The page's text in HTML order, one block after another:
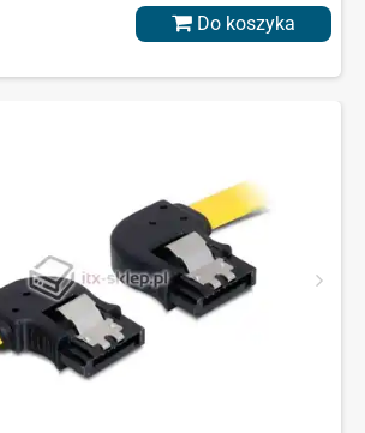
Do koszyka